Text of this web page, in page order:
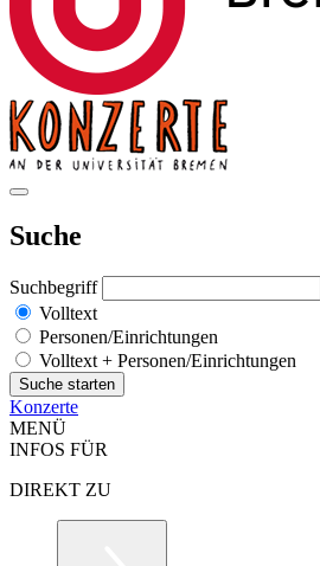
Suche
Suchbegriff
Volltext
Personen/Einrichtungen
Volltext + Personen/Einrichtungen
Konzerte
MENÜ
INFOS FÜR
DIREKT ZU